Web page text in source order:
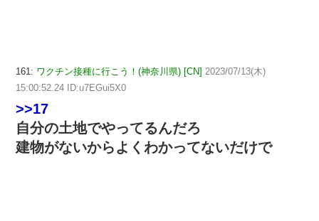
161: ワクチン接種に行こう！(神奈川県) [CN] 2023/07/13(木)
15:00:52.24 ID:u7EGui5X0
>>17
自分の土地でやってるんだろ
建物がないからよくわかってないだけで